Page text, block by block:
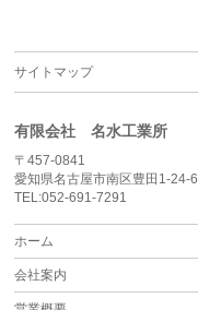
サイトマップ
有限会社 名水工業所
〒457-0841
愛知県名古屋市南区豊田1-24-6
TEL:052-691-7291
ホーム
会社案内